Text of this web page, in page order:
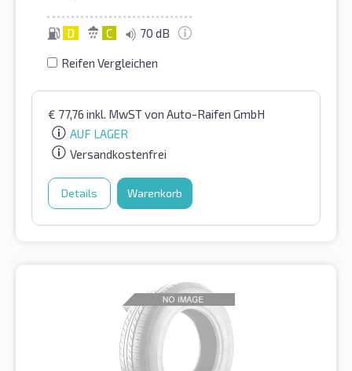
D C 70 dB
Reifen Vergleichen
€ 77,76 inkl. MwSTvon Auto-Raifen GmbH
AUF LAGER
Versandkostenfrei
Details Warenkorb